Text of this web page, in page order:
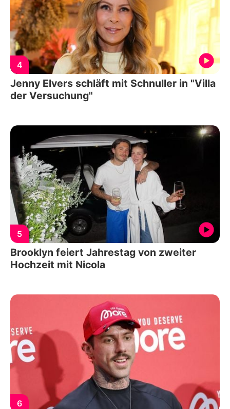
4
Jenny Elvers schläft mit Schnuller in "Villa
der Versuchung"
5
Brooklyn feiert Jahrestag von zweiter
Hochzeit mit Nicola
6